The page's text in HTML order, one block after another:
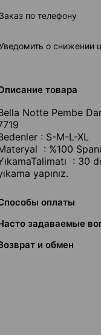
по телефону
о снижении
товара
Notte Pembe
: S-M-L-XL
: %100
: 30
yapınız.
оплаты
задаваемые
и обмен